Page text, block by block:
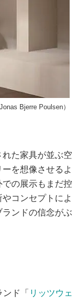
Bjerre Poulsen）
た家具が並ぶ空
を想像させるよ
の展示もまだ控
コンセプトによ
ンドの信念がぶ
ド「 リッツウェ